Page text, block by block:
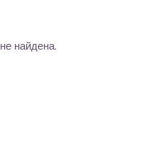
найдена.